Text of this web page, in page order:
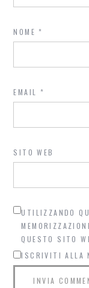
NOME*
EMAIL *
SITO WEB
UTILIZZANDO
QUESTO SITO
ISCRIVITI ALLA